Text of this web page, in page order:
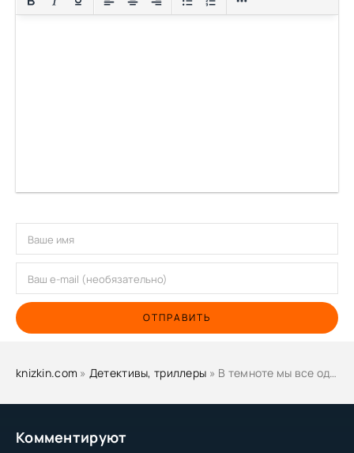
Комментируют
ОТПРАВИТЬ
knizkin.com » Детективы, триллеры » В темноте мы все одинаковы - Джулия Хиберлин